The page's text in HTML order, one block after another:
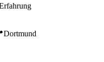
Dortmund